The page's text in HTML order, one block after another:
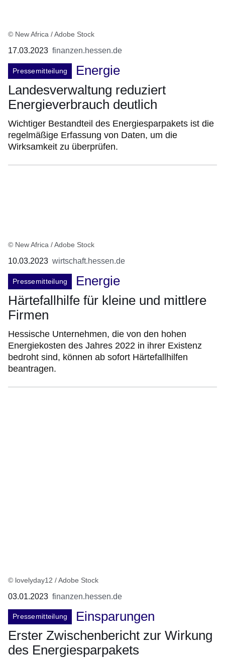
© New Africa / Adobe Stock
17.03.2023 finanzen.hessen.de
Pressemitteilung
Energie
Landesverwaltung reduziert
Energieverbrauch deutlich
Wichtiger Bestandteil des Energiesparpakets ist die
regelmäßige Erfassung von Daten, um die
Wirksamkeit zu überprüfen.
© New Africa / Adobe Stock
10.03.2023 wirtschaft.hessen.de
Pressemitteilung
Energie
Härtefallhilfe für kleine und mittlere
Firmen
Hessische Unternehmen, die von den hohen
Energiekosten des Jahres 2022 in ihrer Existenz
bedroht sind, können ab sofort Härtefallhilfen
beantragen.
© lovelyday12 / Adobe Stock
03.01.2023 finanzen.hessen.de
Pressemitteilung
Einsparungen
Erster Zwischenbericht zur Wirkung
des Energiesparpakets